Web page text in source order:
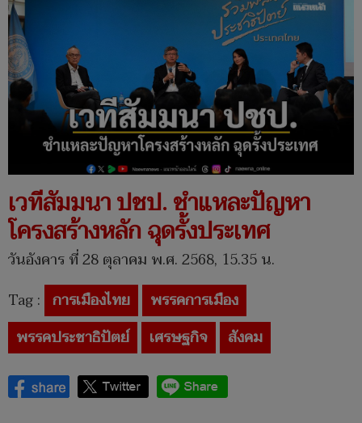
เวทีสัมมนา ปชป. ชำแหละปัญหา
โครงสร้างหลัก ฉุดรั้งประเทศ
วันอังคาร ที่ 28 ตุลาคม พ.ศ. 2568, 15.35 น.
Tag : การเมืองไทย
พรรคการเมือง
พรรคประชาธิปัตย์
เศรษฐกิจ สังคม